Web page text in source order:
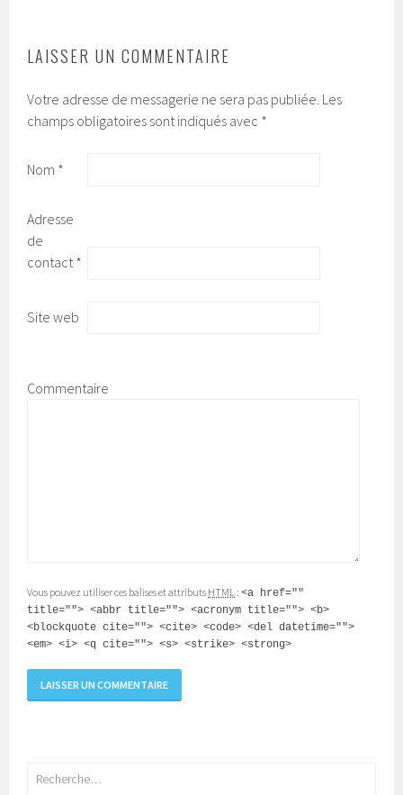
LAISSER UN COMMENTAIRE
Votre adresse de messagerie ne sera pas publiée. Les
champs obligatoires sont indiqués avec *
Nom *
Adresse
de
contact*
Site web
Commentaire
Vous pouvez utiliser ces balises et attributs HTML :<a href=""
title=""> <abbr title=""> <acronym title=""> <b>
<blockquote cite=""> <cite> <code> <del datetime="">
<em> <i> <q cite=""> <s> <strike> <strong>
Rechercher :